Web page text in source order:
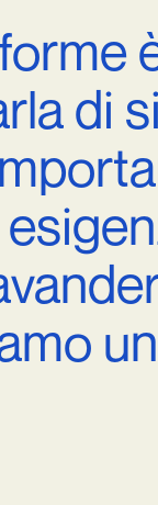
forme
di
un